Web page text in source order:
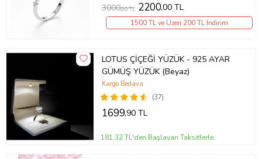
3000,00 TL 2200,00 TL
1500 TL ve Üzeri 200 TL İndirim
LOTUS ÇİÇEĞİ YÜZÜK - 925 AYAR
GÜMÜŞ YÜZÜK (Beyaz)
(37)
Kargo Bedava
1699,90 TL
181,32 TL'den Başlayan Taksitlerle